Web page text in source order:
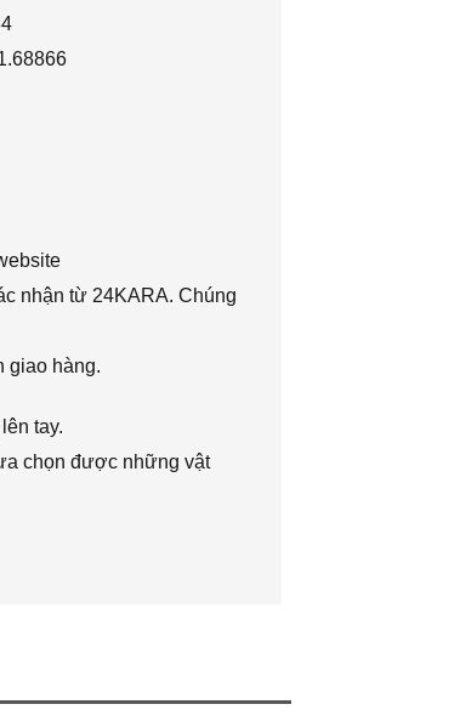
nhận từ 24KARA. Chúng
giao hàng.
tay.
chọn được những vật